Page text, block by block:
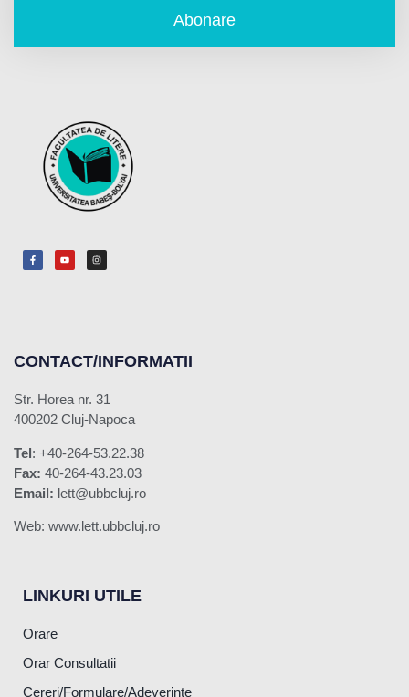
Abonare
CONTACT/INFORMATII
Str. Horea nr. 31
400202 Cluj-Napoca
Tel: +40-264-53.22.38
Fax: 40-264-43.23.03
Email: lett@ubbcluj.ro
Web: www.lett.ubbcluj.ro
LINKURI UTILE
Orare
Orar Consultatii
Cereri/Formulare/Adeverinte